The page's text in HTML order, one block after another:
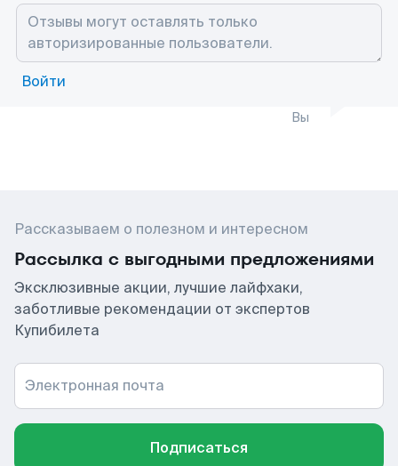
Войти
Вы
Рассказываем о полезном и интересном
Рассылка с выгодными предложениями
Эксклюзивные акции, лучшие лайфхаки,
заботливые рекомендации от экспертов
Купибилета
Электронная почта
Подписаться